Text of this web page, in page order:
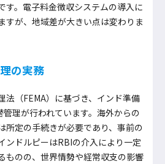
す。電子料金徴収システムの導入に
すが、地域差が大きい点は変わりま
の実務
法（FEMA）に基づき、インド準備
理が行われています。海外からの
所定の手続きが必要であり、事前の
ンドルピーはRBIの介入により一定
ものの、世界情勢や経常収支の影響